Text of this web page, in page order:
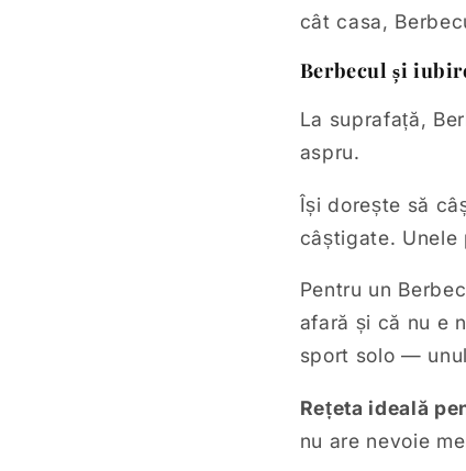
cât casa,
Berbecul și
La suprafață,
aspru.
Își dorește să
câștigate.
Pentru un
afară și că nu e
sport solo —
Rețeta ideală
nu are nevoie